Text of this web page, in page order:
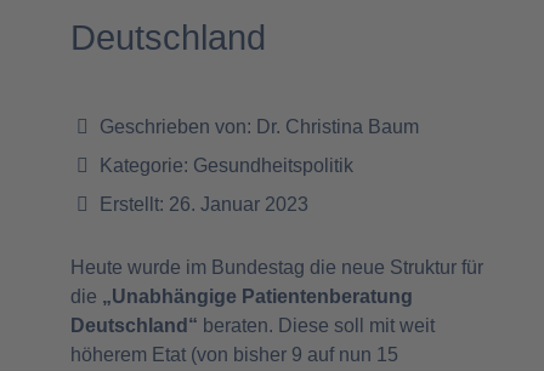
Deutschland
Geschrieben von: Dr. Christina Baum
Kategorie: Gesundheitspolitik
Erstellt: 26. Januar 2023
Heute wurde im Bundestag die neue Struktur für
die „Unab­hängige Patientenberatung
Deutschland“ beraten. Diese soll mit weit
höherem Etat (von bisher 9 auf nun 15